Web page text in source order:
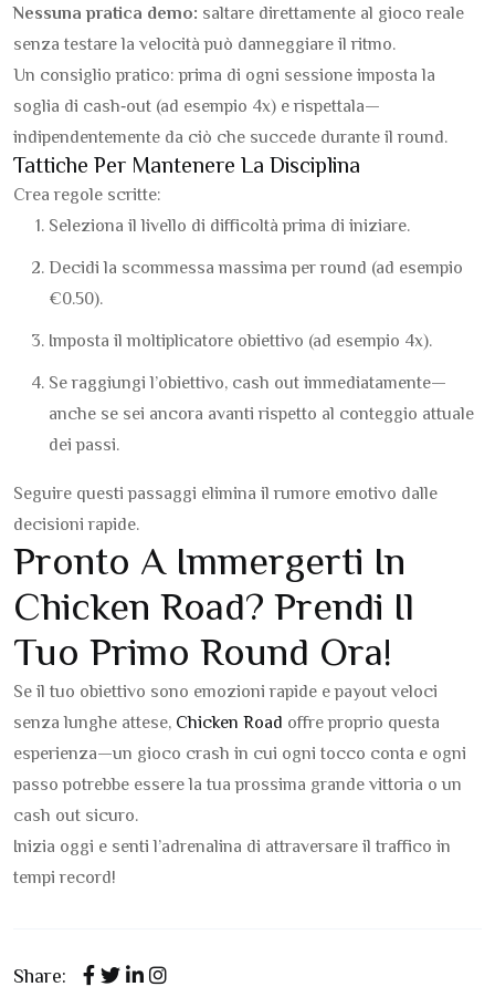
Nessuna pratica demo: saltare direttamente al gioco reale
senza testare la velocità può danneggiare il ritmo.
Un consiglio pratico: prima di ogni sessione imposta la
soglia di cash‑out (ad esempio 4x) e rispettala—
indipendentemente da ciò che succede durante il round.
Tattiche Per Mantenere La Disciplina
Crea regole scritte:
Seleziona il livello di difficoltà prima di iniziare.
Decidi la scommessa massima per round (ad esempio
€0.50).
Imposta il moltiplicatore obiettivo (ad esempio 4x).
Se raggiungi l’obiettivo, cash out immediatamente—
anche se sei ancora avanti rispetto al conteggio attuale
dei passi.
Seguire questi passaggi elimina il rumore emotivo dalle
decisioni rapide.
Pronto A Immergerti In
Chicken Road? Prendi Il
Tuo Primo Round Ora!
Se il tuo obiettivo sono emozioni rapide e payout veloci
senza lunghe attese, Chicken Road offre proprio questa
esperienza—un gioco crash in cui ogni tocco conta e ogni
passo potrebbe essere la tua prossima grande vittoria o un
cash out sicuro.
Inizia oggi e senti l’adrenalina di attraversare il traffico in
tempi record!
Share: